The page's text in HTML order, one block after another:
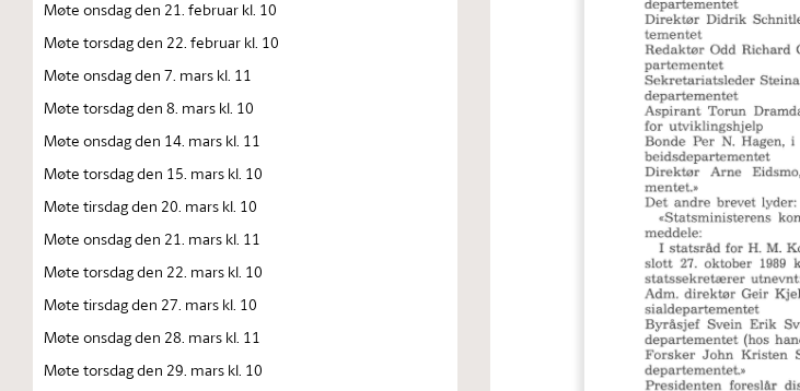
Møte onsdag den 21. februar kl. 10
Møte torsdag den 22. februar kl. 10
Møte onsdag den 7. mars kl. 11
Møte torsdag den 8. mars kl. 10
Møte onsdag den 14. mars kl. 11
Møte torsdag den 15. mars kl. 10
Møte tirsdag den 20. mars kl. 10
Møte onsdag den 21. mars kl. 11
Møte torsdag den 22. mars kl. 10
Møte tirsdag den 27. mars kl. 10
Møte onsdag den 28. mars kl. 11
Møte torsdag den 29. mars kl. 10